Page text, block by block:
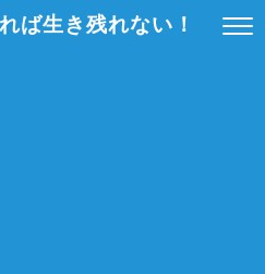
ば生き残れない！